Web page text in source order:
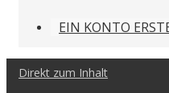
EIN KONTO
Direkt zum Inhalt